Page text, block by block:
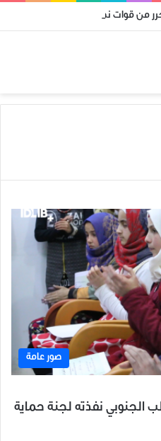
من قوات نظام الأسد
صور عامة
الجنوبي نفذته لجنة حماية